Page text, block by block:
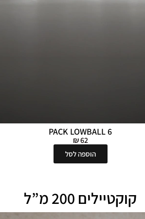
PACK LOWBALL 6
62
₪
הוספה לסל
קוקטיילים 200 מ”ל